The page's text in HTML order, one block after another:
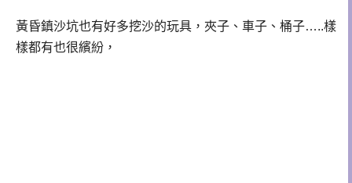
黃昏鎮沙坑也有好多挖沙的玩具，夾子、車子、桶子…..樣
樣都有也很繽紛，